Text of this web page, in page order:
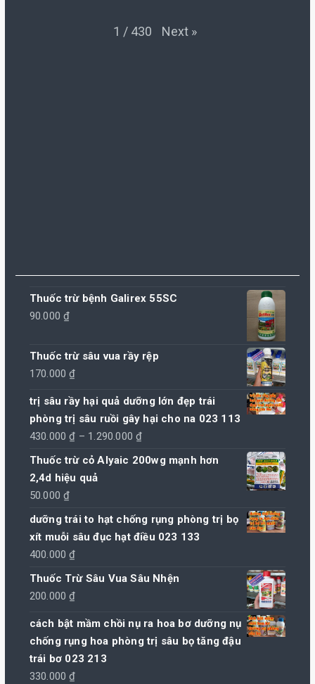
1 / 430 Next »
Thuốc trừ bệnh Galirex 55SC
90.000₫
Thuốc trừ sâu vua rầy rệp
170.000₫
trị sâu rầy hại quả dưỡng lớn đẹp trái
phòng trị sâu ruồi gây hại cho na 023 113
430.000₫ – 1.290.000₫Khoảng
giá:
1.290.000 ₫
Thuốc trừ cỏ Alyaic 200wg mạnh hơn
2,4d hiệu quả
50.000₫
dưỡng trái to hạt chống rụng phòng trị bọ
xít muỗi sâu đục hạt điều 023 133
400.000₫
Thuốc Trừ Sâu Vua Sâu Nhện
200.000₫
cách bật mầm chồi nụ ra hoa bơ dưỡng nụ
chống rụng hoa phòng trị sâu bọ tăng đậu
trái bơ 023 213
330.000₫